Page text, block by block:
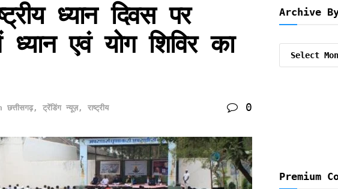
ध्यान दिवस पर
एवं योग शिविर का
छत्तीसगढ़, ट्रेंडिंग न्यूज़, राष्ट्रीय 0
Archive
Premium